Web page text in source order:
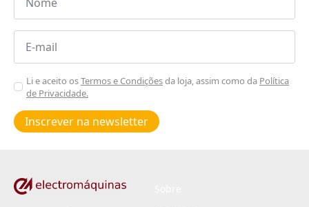
Email
Aceitar
Poiticas
de
privacidade
Li e aceito osTermos e Condiçõesda loja, assim como da Política
de Privacidade.
Inscrever na newsletter